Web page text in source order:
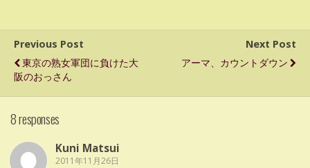
Previous Post
東京の熟女軍団に負けた大
阪のおっさん
Next Post
アーマ、カウントダウン
8 responses
Kuni Matsui
2011年11月26日